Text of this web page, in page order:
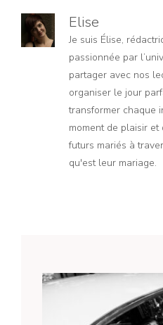
Elise
Je suis Élise,
passionnée par
partager avec nos
organiser le jour
transformer chaque
moment de plaisir
futurs mariés à
qu'est leur mariage.